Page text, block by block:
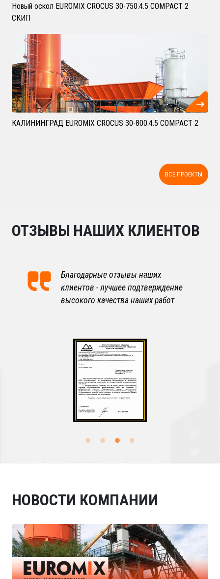
Новый оскол EUROMIX CROCUS 30-750.4.5 COMPACT 2
СКИП
КАЛИНИНГРАД EUROMIX CROCUS 30-800.4.5 COMPACT 2
ВСЕ ПРОЕКТЫ
ОТЗЫВЫ НАШИХ КЛИЕНТОВ
Благодарные отзывы наших
клиентов - лучшее подтверждение
высокого качества наших работ
НОВОСТИ КОМПАНИИ